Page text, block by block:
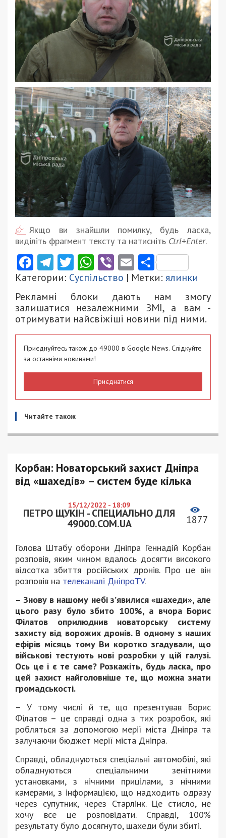
Якщо ви знайшли помилку, будь ласка,
виділіть фрагмент тексту та натисніть Ctrl+Enter.
Facebook
Telegram
Twitter
WhatsApp
ViberEmail
Категории: Суспільство | Метки: ялинки
Рекламні блоки дають нам змогу
залишатися незалежними ЗМІ, а вам -
отримувати найсвіжіші новини під ними.
Приєднуйтесь також до 49000 в Google News. Слідкуйте
за останніми новинами!
Приєднатися
Читайте також
Корбан: Новаторський захист Дніпра
від «шахедів» – систем буде кілька
15/12/2022 - 18:09
ПЕТРО ЩУКІН - СПЕЦИАЛЬНО ДЛЯ
49000.COM.UA
1877
Голова Штабу оборони Дніпра Геннадій Корбан
розповів, яким чином вдалось досягти високого
відсотка збиття російських дронів. Про це він
розповів на телеканалі ДніпроTV.
– Знову в нашому небі з’явилися «шахеди», але
цього разу було збито 100%, а вчора Борис
Філатов оприлюднив новаторську систему
захисту від ворожих дронів. В одному з наших
ефірів місяць тому Ви коротко згадували, що
військові тестують нові розробки у цій галузі.
Ось це і є те саме? Розкажіть, будь ласка, про
цей захист найголовніше те, що можна знати
громадськості.
– У тому числі й те, що презентував Борис
Філатов – це справді одна з тих розробок, які
робляться за допомогою мерії міста Дніпра та
залучаючи бюджет мерії міста Дніпра.
Справді, обладнуються спеціальні автомобілі, які
обладнуються спеціальними зенітними
установками, з нічними прицілами, з нічними
камерами, з інформацією, що надходить одразу
через супутник, через Старлінк. Це стисло, не
хочу все це розповідати. Справді, 100%
результату було досягнуто, шахеди були збиті.